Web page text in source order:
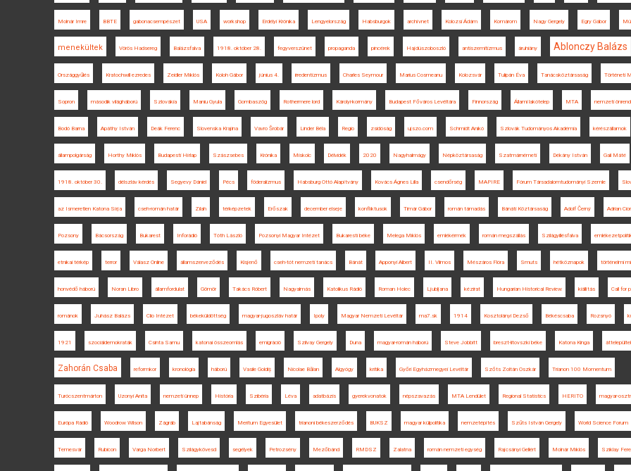
Molnár Imre BBTE gabonacsempészet USA workshop Erdélyi Krónika Lengyelország Habsburgok archívnet Kolozsi Ádám Komárom Nagy Gergely Egry Gábor
menekültek Vörös Hadsereg Balázsfalva 1918. október 28. fegyverszünet propaganda pincérek Hajdúszoboszló antiszemitizmus áruhiány Ablonczy Balázs
Országgyűlés Kratochwill ezredes Zeidler Miklós Koloh Gábor június 4. irredentizmus Charles Seymour Marius Cosmeanu Kolozsvár Tulipán Éva Tanácsköztársaság Történeti
Sopron második világháború Szlovákia Maniu Gyula Gombaszög Rothermere lord Károlyi-kormány Budapest Főváros Levéltára Finnország Állami lakótelep MTA nemzeti
Bodó Barna Apáthy István Deák Ferenc Slovenska Krajina Vavro Šrobár Linder Béla Regio zsidóság ujszo.com Schmidt Anikó Szlovák Tudományos Akadémia kérészállamok
állampolgárság Horthy Miklós Budapesti Hírlap Szászsebes Krónika Miskolc Délvidék 2020 Nagyhalmágy Népköztársaság Szatmárnémeti Dékány István Gali Máté
1918. október 30. délszláv kérdés Segyevy Dániel Pécs föderalizmus Habsburg Ottó Alapítvány Kovács Ágnes Lilla csendőrség MAPIRE Fórum Társadalomtudományi Szemle
az Ismeretlen Katona Sírja cseh-román határ Zilah térképzetek Erőszak december elseje konfliktusok Timár Gábor román támadás Bánáti Köztársaság Adolf Černý Adrian
Pozsony Bácsország Bukarest Inforádió Tóth László Pozsonyi Magyar Intézet Bukaresti béke Melega Miklós emlékérmék román megszállás Szilágyillésfalva
etnikai térkép terror Válasz Online államszerveződés Kisjenő cseh-tót nemzeti tanács Bánát Apponyi Albert II. Vilmos Mészáros Flóra Smuts hétköznapok történelmi
honvédő háború Noran Libro államfordulat Gömör Takács Róbert Nagyalmás Katolikus Rádió Roman Holec Ljubljana kézirat Hungarian Historical Review kiállítás Call for
románok Juhász Balázs Clio Intézet békeküldöttség magyar-jugoszláv határ Ipoly Magyar Nemzeti Levéltár ma7.sk 1914 Kosztolányi Dezső Békéscsaba Rozsnyó
1921 szociáldemokraták Csinta Samu katonai összeomlás emigráció Szilvay Gergely Duna magyar-román háború Steve Jobbitt breszt-litovszki béke Katona Kinga
Zahorán Csaba reformkor kronológia háború Vasile Goldiș Nicolae Bălan Algyógy kritika Győri Egyházmegyei Levéltár Szőts Zoltán Oszkár Trianon 100 Momentum
Turócszentmárton Uzonyi Anita nemzeti ünnep História Szibéria Léva adatbázis gyerekvonatok népszavazás MTA Lendület Regional Statistics HERITO magyar-
Európa Rádió Woodrow Wilson Zágráb Lajtabánság Meritum Egyesület trianoni békeszerződés BUKSZ magyar külpolitika nemzetépítés Szűts István Gergely World Science Forum
Temesvár Rubicon Varga Norbert Szilágykövesd segélyek Petrozsény Mezőbánd RMDSZ Zalatna román nemzeti egység Rajcsányi Gellért Molnár Miklós Sziklay